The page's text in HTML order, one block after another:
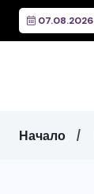
07.08.2026
Начало